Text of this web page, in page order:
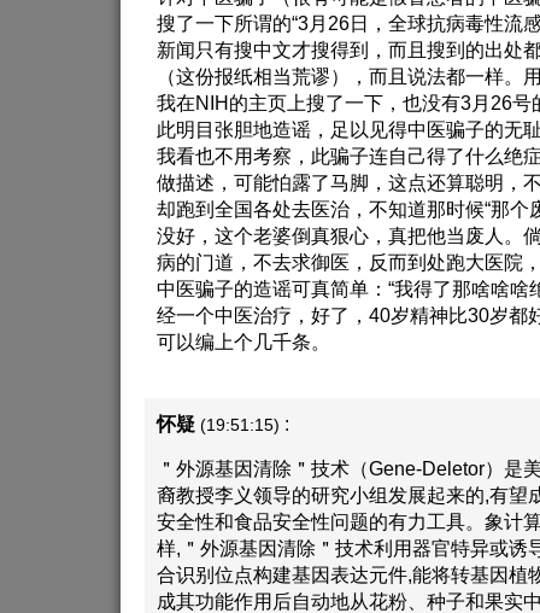
搜了一下所谓的“3月26日，全球抗病毒性流
新闻只有搜中文才搜得到，而且搜到的出处
（这份报纸相当荒谬），而且说法都一样。
我在NIH的主页上搜了一下，也没有3月26号
此明目张胆地造谣，足以见得中医骗子的无
我看也不用考察，此骗子连自己得了什么绝
做描述，可能怕露了马脚，这点还算聪明，
却跑到全国各处去医治，不知道那时候“那个
没好，这个老婆倒真狠心，真把他当废人。
病的门道，不去求御医，反而到处跑大医院
中医骗子的造谣可真简单：“我得了那啥啥啥
经一个中医治疗，好了，40岁精神比30岁都
可以编上个几千条。
怀疑 (19:51:15) :
＂外源基因清除＂技术（Gene-Deletor）是
裔教授李义领导的研究小组发展起来的,有望
安全性和食品安全性问题的有力工具。象计
样,＂外源基因清除＂技术利用器官特异或诱
合识别位点构建基因表达元件,能将转基因植
成其功能作用后自动地从花粉、种子和果实